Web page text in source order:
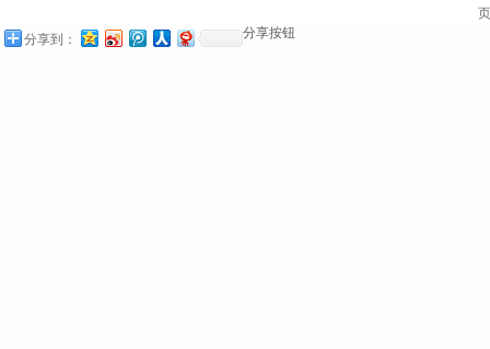
分享到：
分享按钮